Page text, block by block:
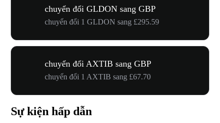
chuyển đổi GLDON sang GBP
chuyển đổi 1 GLDON sang £295.59
chuyển đổi AXTIB sang GBP
chuyển đổi 1 AXTIB sang £67.70
Sự kiện hấp dẫn